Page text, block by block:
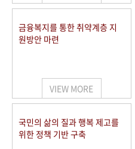
금융복지를 통한 취약계층 지
원방안 마련
VIEW MORE
국민의 삶의 질과 행복 제고를
위한 정책 기반 구축